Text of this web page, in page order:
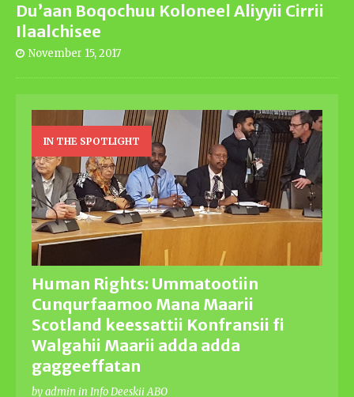
Du’aan Boqochuu Koloneel Aliyyii Cirrii
Ilaalchisee
November 15, 2017
IN THE SPOTLIGHT
Human Rights: Ummatootiin
Cunqurfaamoo Mana Maarii
Scotland keessattii Konfransii fi
Walgahii Maarii adda adda
gaggeeffatan
by admin in Info Deeskii ABO